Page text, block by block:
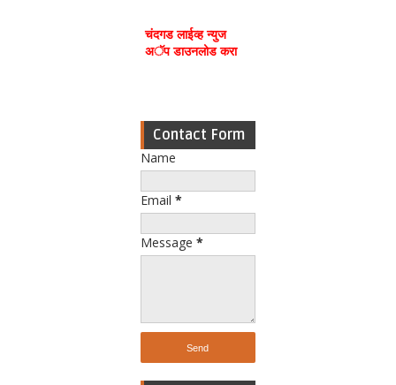
चंदगड लाईव्ह न्युज
अॅप डाउनलोड करा
Contact Form
Name
Email *
Message *